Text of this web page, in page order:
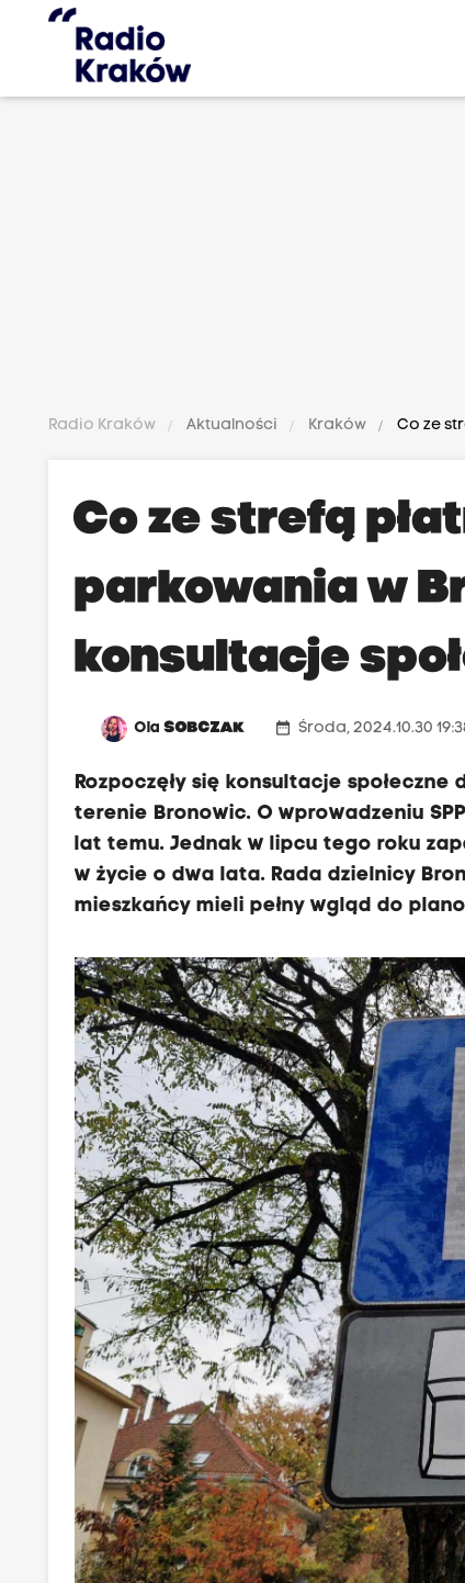
Radio Kraków Aktualności Kraków Co ze
Co ze strefą
parkowania w
konsultacje
OlaSOBCZAK date_range Środa, 2024.10.30
Rozpoczęły się konsultacje
terenie Bronowic. O wprowadzeniu
lat temu. Jednak w lipcu tego roku
w życie o dwa lata. Rada dzielnicy
mieszkańcy mieli pełny wgląd do